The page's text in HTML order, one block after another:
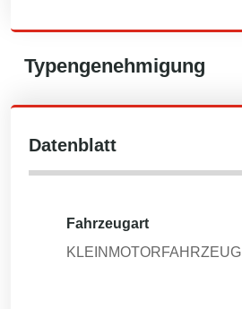
Typengenehmigung
Datenblatt
Fahrzeugart
KLEINMOTORFAHRZEUG